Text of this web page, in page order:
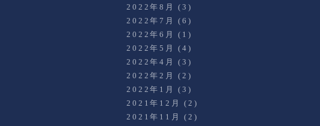
2022年8月
(3)
2022年7月
(6)
2022年6月
(1)
2022年5月
(4)
2022年4月
(3)
2022年2月
(2)
2022年1月
(3)
2021年12月
(2)
2021年11月
(2)